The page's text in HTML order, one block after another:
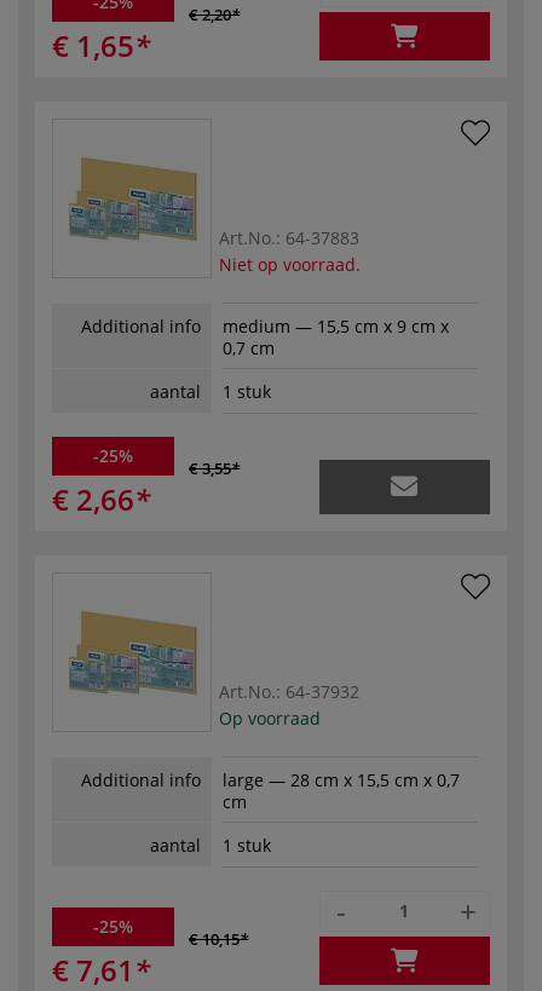
€ 2,20
€ 1,65
Art.No.: 64-37883
Niet op voorraad.
Additional info
medium — 15,5 cm x 9 cm x
0,7 cm
aantal
1 stuk
-25%
€ 3,55
€ 2,66
Art.No.: 64-37932
Op voorraad
Additional info
large — 28 cm x 15,5 cm x 0,7
cm
aantal
1 stuk
-25%
€ 10,15
€ 7,61
- +